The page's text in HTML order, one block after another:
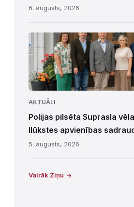
6. augusts, 2026.
AKTUĀLI
Polijas pilsēta Suprasla
Ilūkstes apvienības
5. augusts, 2026.
Vairāk Ziņu